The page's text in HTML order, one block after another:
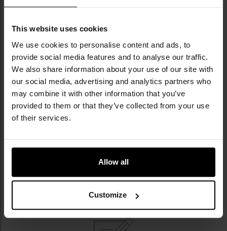
This website uses cookies
We use cookies to personalise content and ads, to
provide social media features and to analyse our traffic.
We also share information about your use of our site with
our social media, advertising and analytics partners who
may combine it with other information that you’ve
provided to them or that they’ve collected from your use
of their services.
Allow all
Customize
встановлювати додаткові аксесуари, такі як
тактичні ліхтарики або лазерні цілевказівники.